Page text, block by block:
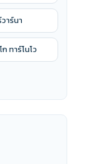
าร์นา
ก ทาร์โนโว